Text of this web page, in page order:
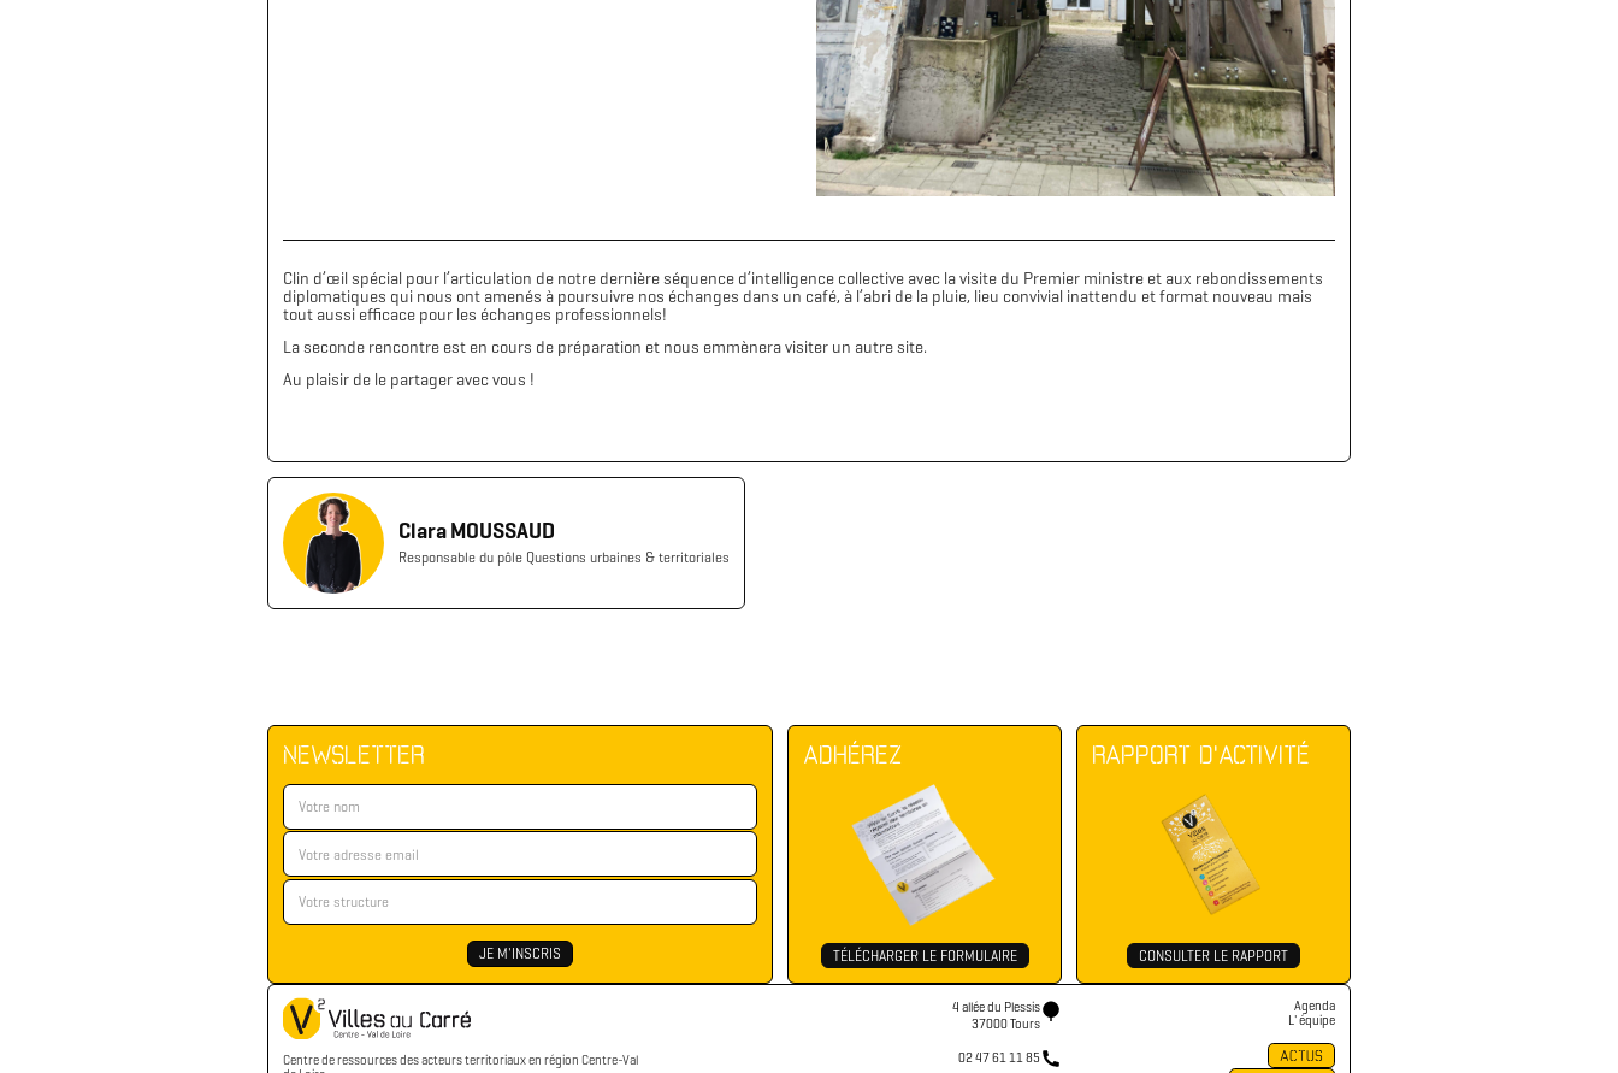
Clin d’œil spécial pour l’articulation de notre dernière séquence d’intelligence collective avec la visite du Premier ministre et aux rebondissements
diplomatiques qui nous ont amenés à poursuivre nos échanges dans un café, à l’abri de la pluie, lieu convivial inattendu et format nouveau mais
tout aussi efficace pour les échanges professionnels!
La seconde rencontre est en cours de préparation et nous emmènera visiter un autre site.
Au plaisir de le partager avec vous !
Clara MOUSSAUD
Responsable du pôle Questions urbaines & territoriales
NEWSLETTER ADHÉREZ
TÉLÉCHARGER LE FORMULAIRE
RAPPORT D'ACTIVITÉ
CONSULTER LE RAPPORT
Centre de ressources des acteurs territoriaux en région Centre-Val
4 allée du Plessis
37000 Tours
02 47 61 11 85
Agenda
L' équipe
ACTUS